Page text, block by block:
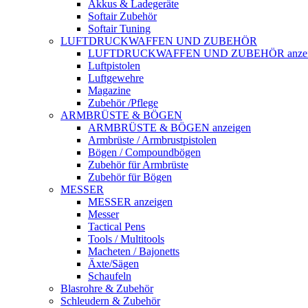
Akkus & Ladegeräte
Softair Zubehör
Softair Tuning
LUFTDRUCKWAFFEN UND ZUBEHÖR
LUFTDRUCKWAFFEN UND ZUBEHÖR
Luftpistolen
Luftgewehre
Magazine
Zubehör /Pflege
ARMBRÜSTE & BÖGEN
ARMBRÜSTE & BÖGEN anzeigen
Armbrüste / Armbrustpistolen
Bögen / Compoundbögen
Zubehör für Armbrüste
Zubehör für Bögen
MESSER
MESSER anzeigen
Messer
Tactical Pens
Tools / Multitools
Macheten / Bajonetts
Äxte/Sägen
Schaufeln
Blasrohre & Zubehör
Schleudern & Zubehör